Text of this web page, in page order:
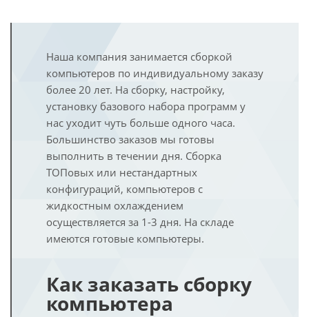
Наша компания занимается сборкой
компьютеров по индивидуальному заказу
более 20 лет. На сборку, настройку,
установку базового набора программ у
нас уходит чуть больше одного часа.
Большинство заказов мы готовы
выполнить в течении дня. Сборка
ТОПовых или нестандартных
конфигураций, компьютеров с
жидкостным охлаждением
осуществляется за 1-3 дня. На складе
имеются готовые компьютеры.
Как заказать сборку
компьютера